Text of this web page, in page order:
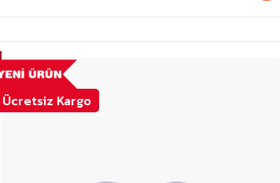
Ücretsiz Kargo